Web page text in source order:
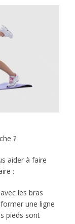
?
aider à faire
:
les bras
une ligne
pieds sont